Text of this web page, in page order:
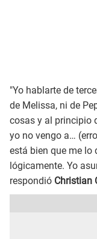
"Yo hablarte de
de Melissa, ni de
cosas y al principio
yo no vengo a…
está bien que me lo
lógicamente. Yo
respondió Christian